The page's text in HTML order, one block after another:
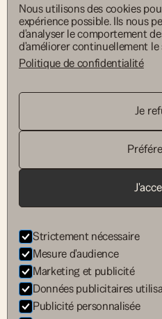
architectes sia
av. de la gare 19
info@mbdsa.ch
+41 27 322 52 88
Nous utilisons des cookies
expérience possible. Ils nous
d'analyser le comportement
d'améliorer continuellement le
Politique de confidentialité
Je
Strictement nécessaire
Mesure d'audience
Marketing et publicité
Données publicitaires
Publicité personnalisée